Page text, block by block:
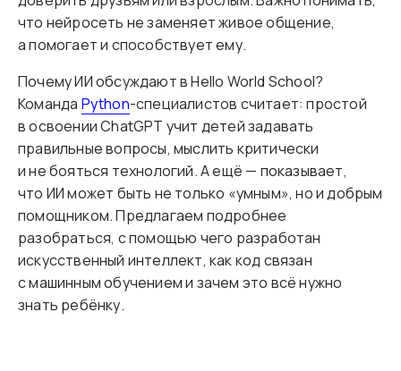
что нейросеть не заменяет живое общение,
а помогает и способствует ему.
Почему ИИ обсуждают в Hello World School?
Команда Python-специалистов считает: простой
в освоении ChatGPT учит детей задавать
правильные вопросы, мыслить критически
и не бояться технологий. А ещё — показывает,
что ИИ может быть не только «умным», но и добрым
помощником. Предлагаем подробнее
разобраться, с помощью чего разработан
искусственный интеллект, как код связан
с машинным обучением и зачем это всё нужно
знать ребёнку.